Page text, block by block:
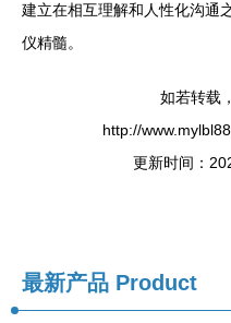
建立在相互理解和人性化沟
仪精髓。
如若转载
http://
更新时间：
最新产品 Product